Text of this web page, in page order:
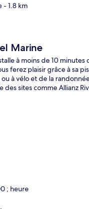
- 1.8 km
Marine
à moins de 10
ferez plaisir grâce à sa
à vélo et de la
sites comme Allianz
; heure